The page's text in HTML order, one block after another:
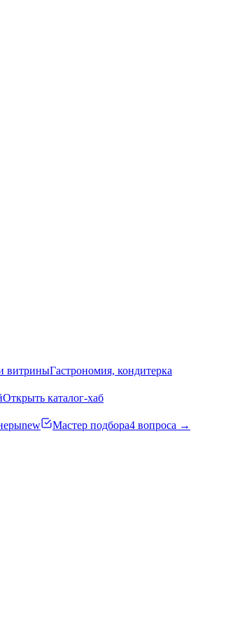
витриныГастрономия, кондитерка
Открыть каталог-хаб
new Мастер подбора4 вопроса →